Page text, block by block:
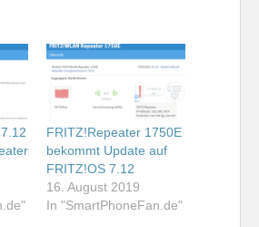
FRITZ!Repeater 1750E
bekommt Update auf
FRITZ!OS 7.12
16. August 2019
In "SmartPhoneFan.de"